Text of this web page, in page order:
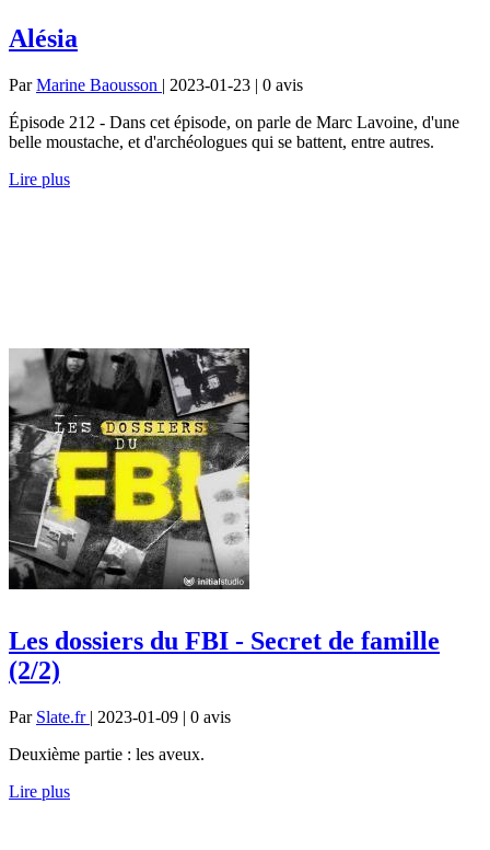
Alésia
ParMarine Baousson | 2023-01-23 | 0 avis
Épisode 212 - Dans cet épisode, on parle de Marc Lavoine, d'une
belle moustache, et d'archéologues qui se battent, entre autres.
Lire plus
Les dossiers du FBI - Secret de famille
(2/2)
Par Slate.fr | 2023-01-09 | 0 avis
Deuxième partie : les aveux.
Lire plus